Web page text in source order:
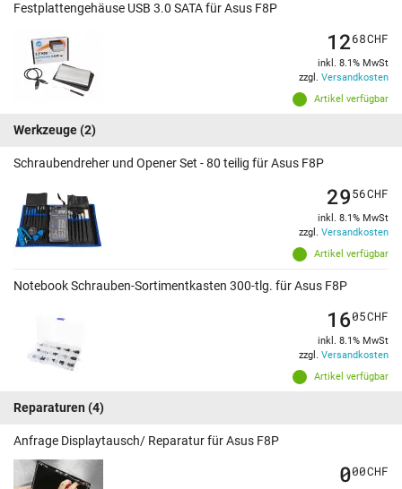
Festplattengehäuse USB 3.0 SATA für Asus F8P
Artikel verfügbar
1268CHF
inkl. 8.1% MwSt
zzgl. Versandkosten
Werkzeuge(2)
Schraubendreher und Opener Set - 80 teilig für Asus F8P
Artikel verfügbar
2956CHF
inkl. 8.1% MwSt
zzgl. Versandkosten
Notebook Schrauben-Sortimentkasten 300-tlg. für Asus F8P
Artikel verfügbar
1605CHF
inkl. 8.1% MwSt
zzgl. Versandkosten
Reparaturen (4)
Anfrage Displaytausch/ Reparatur für Asus F8P
000CHF